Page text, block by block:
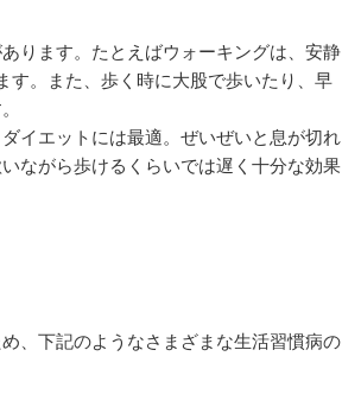
ります。たとえばウォーキングは、安静
す。また、歩く時に大股で歩いたり、早
イエットには最適。ぜいぜいと息が切れ
ながら歩けるくらいでは遅く十分な効果
、下記のようなさまざまな生活習慣病の